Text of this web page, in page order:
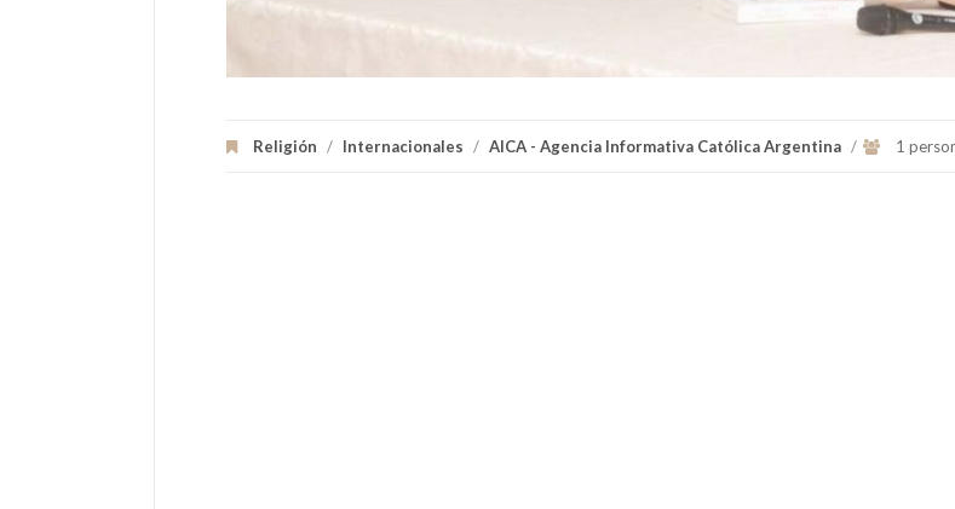
Religión / Internacionales / AICA - Agencia Informativa Católica Argentina / 1